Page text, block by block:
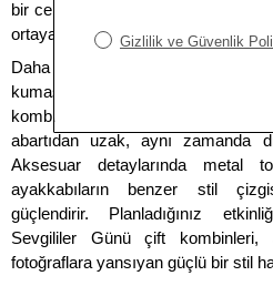
bir ceketle dengelendiğinde şehir
ortaya çıkar.
Daha şık organizasyonlarda
kumaş seçimi ve kesim uyumu
kombinleri, renk ve doku
abartıdan uzak, aynı zamanda
Aksesuar detaylarında metal
ayakkabıların benzer stil
güçlendirir. Planladığınız
Sevgililer Günü çift kombinleri,
fotoğraflara yansıyan güçlü bir stil